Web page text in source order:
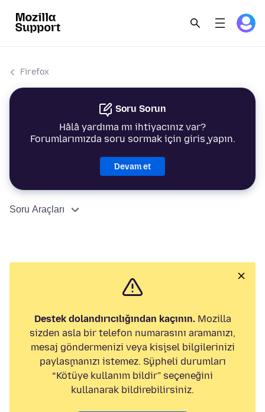
Firefox
Soru Sorun
Hâlâ yardıma mı ihtiyacınız var?
Forumlarımızda soru sormak için giriş yapın.
Devam et
Soru Araçları
Destek dolandırıcılığından kaçının.Mozilla
sizden asla bir telefon numarasını aramanızı,
mesaj göndermenizi veya kişisel bilgilerinizi
paylaşmanızı istemez. Şüpheli durumları
“Kötüye kullanım bildir” seçeneğini
kullanarak bildirebilirsiniz.